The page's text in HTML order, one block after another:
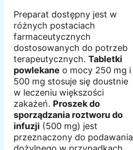
Preparat dostępny jest w
różnych postaciach
farmaceutycznych
dostosowanych do potrzeb
terapeutycznych. Tabletki
powlekane o mocy 250 mg i
500 mg stosuje się doustnie
w leczeniu większości
zakażeń. Proszek do
sporządzania roztworu do
infuzji (500 mg) jest
przeznaczony do podawania